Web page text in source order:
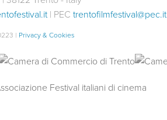
| PEC trentofilmfestival@pec.it
| Privacy & Cookies